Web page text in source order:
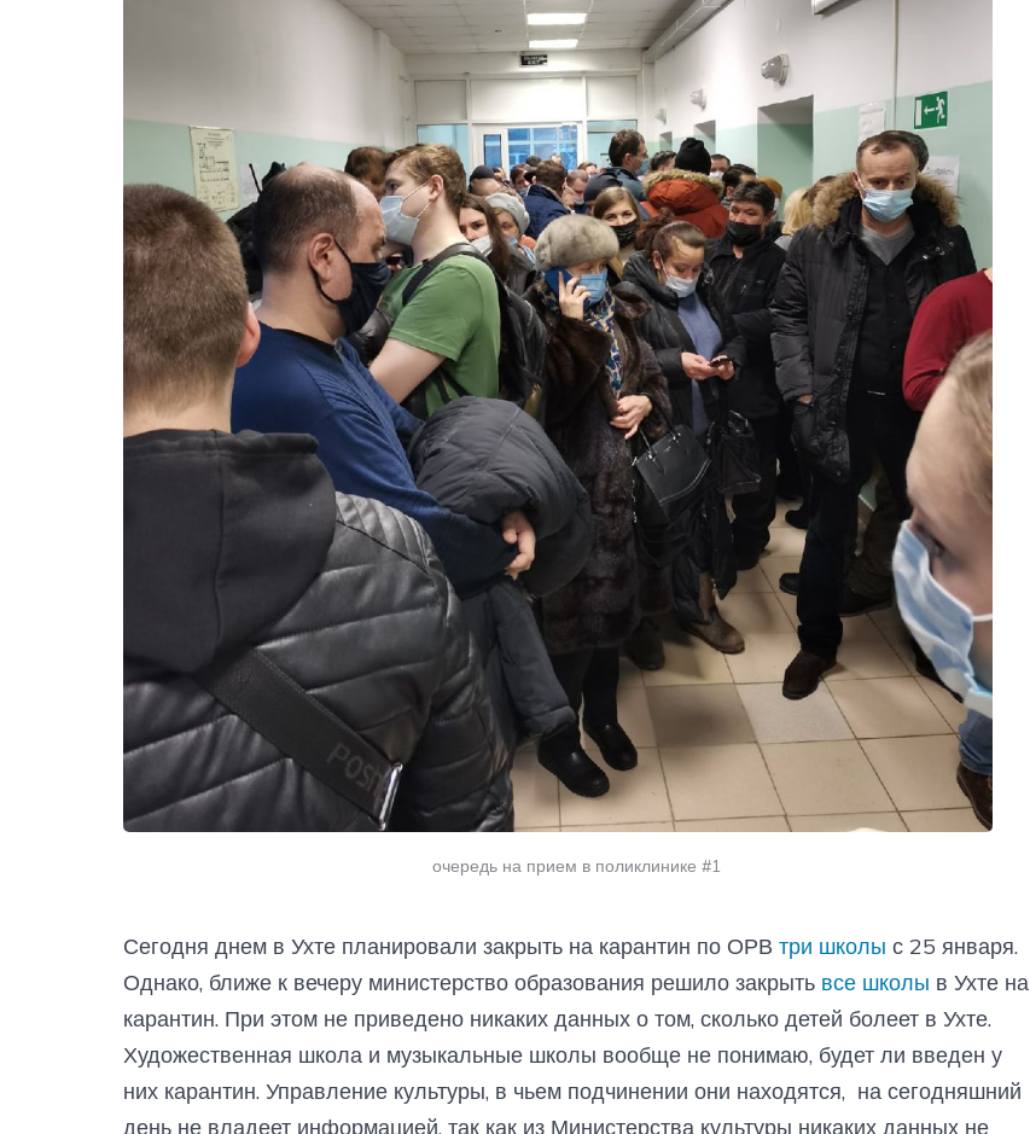
очередь на прием в поликлинике #1
Сегодня днем в Ухте планировали закрыть на карантин по ОРВ три школы с 25 января.
Однако, ближе к вечеру министерство образования решило закрыть все школы в Ухте на
карантин. При этом не приведено никаких данных о том, сколько детей болеет в Ухте.
Художественная школа и музыкальные школы вообще не понимаю, будет ли введен у
них карантин. Управление культуры, в чьем подчинении они находятся, на сегодняшний
день не владеет информацией, так как из Министерства культуры никаких данных не